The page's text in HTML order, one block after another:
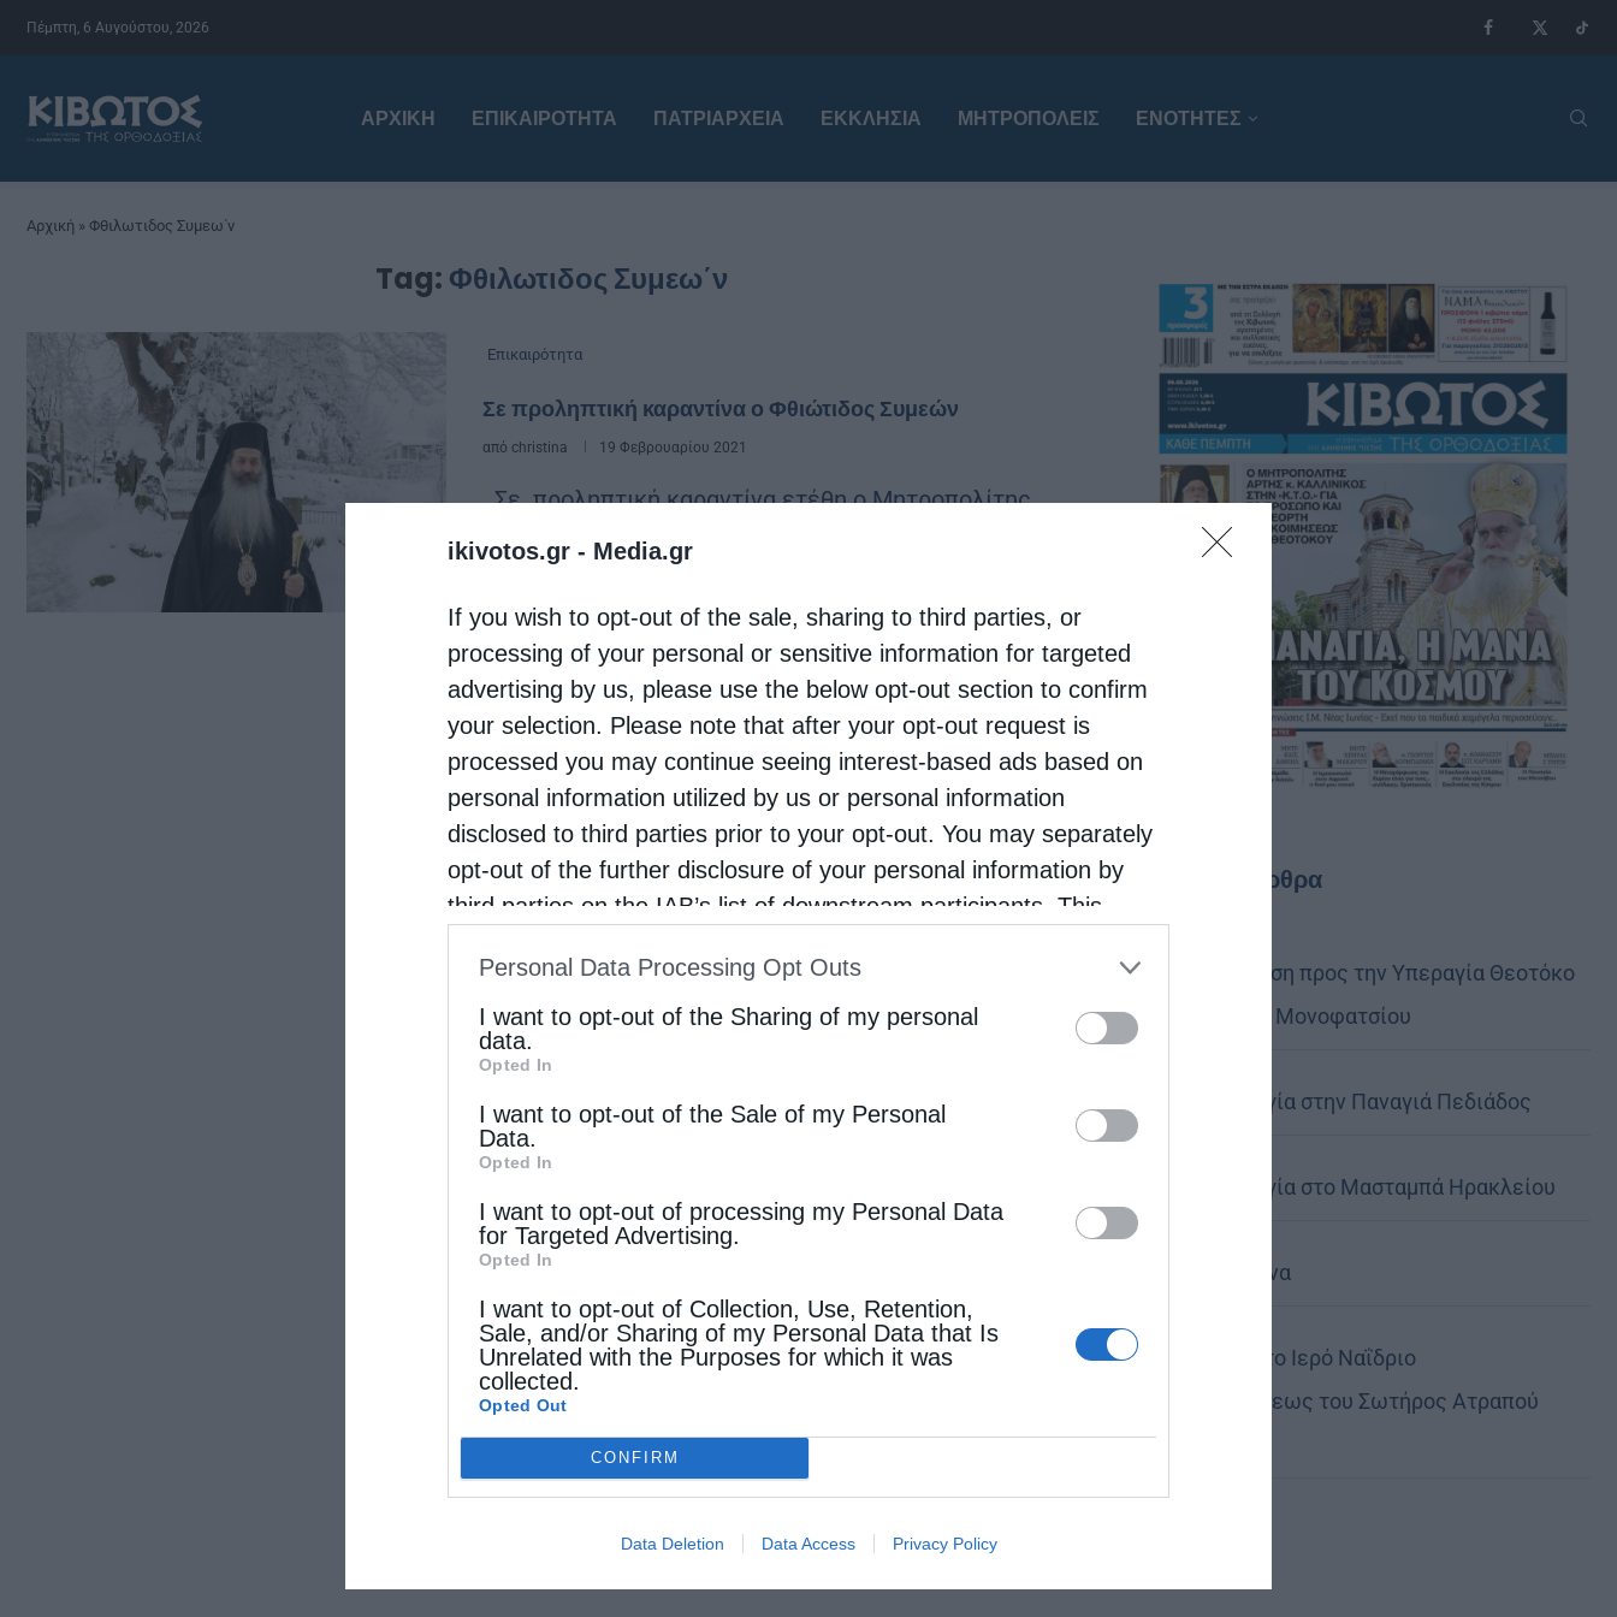
ikivotos.gr - Media.gr
If you wish to opt-out of the sale, sharing to third parties, or
processing of your personal or sensitive information for targeted
advertising by us, please use the below opt-out section to confirm
your selection. Please note that after your opt-out request is
processed you may continue seeing interest-based ads based on
personal information utilized by us or personal information
disclosed to third parties prior to your opt-out. You may separately
opt-out of the further disclosure of your personal information by
third parties on the IAB’s list of downstream participants. This
IAB’s List of Downstream Participantsthat may further disclose it to
other third parties.
Personal Data Processing Opt Outs
I want to opt-out of the Sharing of my personal
data.
Opted In
I want to opt-out of the Sale of my Personal
Data.
Opted In
I want to opt-out of processing my Personal Data
for Targeted Advertising.
Opted In
I want to opt-out of Collection, Use, Retention,
Sale, and/or Sharing of my Personal Data that Is
Unrelated with the Purposes for which it was
collected.
Opted Out
CONFIRM
Data Deletion Data Access Privacy Policy
Πέμπτη, 6 Αυγούστου, 2026
ΑΡΧΙΚΉ ΕΠΙΚΑΙΡΌΤΗΤΑ ΠΑΤΡΙΑΡΧΕΊΑ ΕΚΚΛΗΣΊΑ ΜΗΤΡΟΠΌΛΕΙΣ ΕΝΟΤΗΤΕΣ
Αρχική » Φθιλωτιδος Συμεω΄ν
Tag: Φθιλωτιδος Συμεω΄ν
Επικαιρότητα
Σε προληπτική καραντίνα ο Φθιώτιδος Συμεών
από christina 19 Φεβρουαρίου 2021
Σε προληπτική καραντίνα ετέθη ο Μητροπολίτης
Φθιώτιδας Συμεών καθώς ήρθε σε επαφή με τον
ο οποίος διαγνώστηκε θετικός στον κορωνοϊό. Οπως
ανέφερε με δήλωσή του ο …
Τελευταία άρθρα
Ιερά Παράκληση προς την Υπεραγία Θεοτόκο
στα Φαβριανά Μονοφατσίου
Θεία Λειτουργία στην Παναγιά Πεδιάδος
Θεία Λειτουργία στο Μασταμπά Ηρακλείου
Τα Ιερά Κείμενα
Πανηγυρίζει το Ιερό Ναΐδριο
Μεταμορφώσεως του Σωτήρος Ατραπού
Φλώρινας